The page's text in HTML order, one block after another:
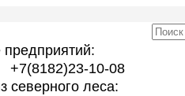
10-08
северного леса: